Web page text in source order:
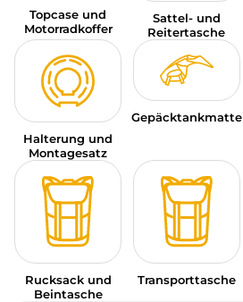
Topcase und
Motorradkoffer
Sattel- und
Reitertasche
Halterung und
Montagesatz
Gepäcktankmatte
Rucksack und
Beintasche
Transporttasche